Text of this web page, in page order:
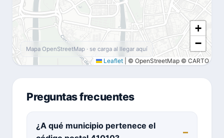
+
−
Leaflet © OpenStreetMap © CARTO
Mapa OpenStreetMap · se carga al llegar aquí
Preguntas frecuentes
¿A qué municipio pertenece el